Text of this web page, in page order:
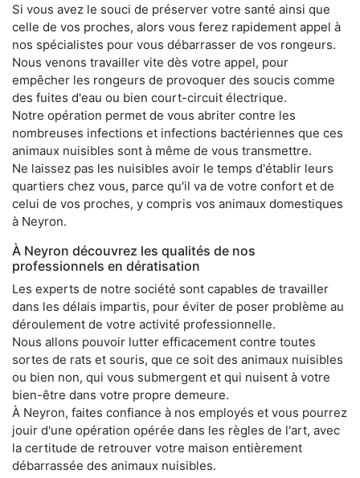
Si vous avez le souci de préserver votre santé ainsi que
celle de vos proches, alors vous ferez rapidement appel à
nos spécialistes pour vous débarrasser de vos rongeurs.
Nous venons travailler vite dès votre appel, pour
empêcher les rongeurs de provoquer des soucis comme
des fuites d'eau ou bien court-circuit électrique.
Notre opération permet de vous abriter contre les
nombreuses infections et infections bactériennes que ces
animaux nuisibles sont à même de vous transmettre.
Ne laissez pas les nuisibles avoir le temps d'établir leurs
quartiers chez vous, parce qu'il va de votre confort et de
celui de vos proches, y compris vos animaux domestiques
à Neyron.
À Neyron découvrez les qualités de nos
professionnels en dératisation
Les experts de notre société sont capables de travailler
dans les délais impartis, pour éviter de poser problème au
déroulement de votre activité professionnelle.
Nous allons pouvoir lutter efficacement contre toutes
sortes de rats et souris, que ce soit des animaux nuisibles
ou bien non, qui vous submergent et qui nuisent à votre
bien-être dans votre propre demeure.
À Neyron, faites confiance à nos employés et vous pourrez
jouir d'une opération opérée dans les règles de l'art, avec
la certitude de retrouver votre maison entièrement
débarrassée des animaux nuisibles.